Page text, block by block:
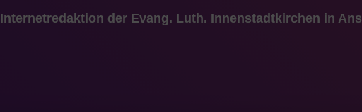
Internetredaktion der Evang. Luth. Innenstadtkirchen in